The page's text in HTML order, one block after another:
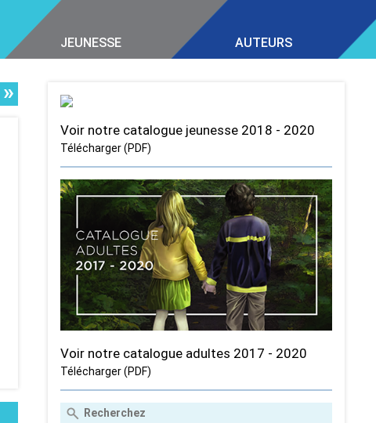
JEUNESSE AUTEURS
»
Voir notre catalogue jeunesse 2018 - 2020
Télécharger (PDF)
Voir notre catalogue adultes 2017 - 2020
Télécharger (PDF)